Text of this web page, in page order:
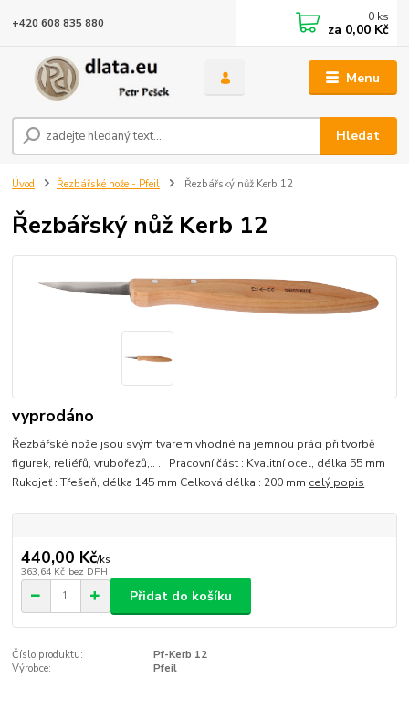
Menu
Hledat
+420 608 835 880 0 ks
za 0,00 Kč
Úvod Řezbářské nože - Pfeil Řezbářský nůž Kerb 12
Řezbářský nůž Kerb 12
vyprodáno
Řezbářské nože jsou svým tvarem vhodné na jemnou práci při tvorbě
figurek, reliéfů, vrubořezů,.. . Pracovní část : Kvalitní ocel, délka 55 mm
Rukojeť : Třešeň, délka 145 mm Celková délka : 200 mm celý popis
440,00 Kč/ks
363,64 Kč bez DPH
Přidat do košíku
Číslo produktu:
Pf-Kerb 12
Výrobce:
Pfeil